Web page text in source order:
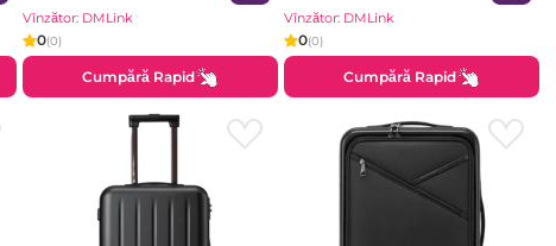
Vînzător: DMLink
0(0)
Cumpără Rapid
Vînzător: DMLink
0(0)
Cumpără Rapid